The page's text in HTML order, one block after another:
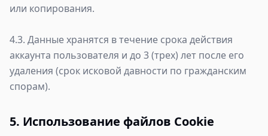
или копирования.
4.3. Данные хранятся в течение срока действия
аккаунта пользователя и до 3 (трех) лет после его
удаления (срок исковой давности по гражданским
спорам).
5. Использование файлов Cookie